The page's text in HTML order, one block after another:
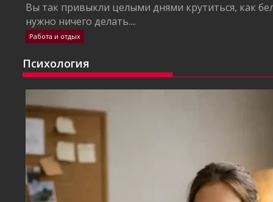
Вы так привыкли целыми днями крутиться, как
нужно ничего делать....
Работа и отдых
Психология